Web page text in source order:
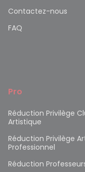
Contactez-nous
FAQ
Pro
Réduction Privilège
Artistique
Réduction Privilège
Professionnel
Réduction